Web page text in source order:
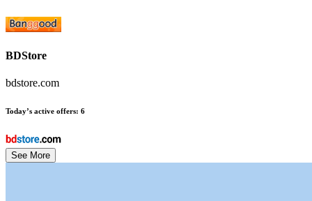
BDStore
bdstore.com
Today’s active offers: 6
See More